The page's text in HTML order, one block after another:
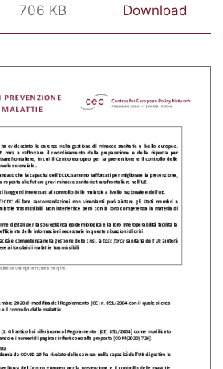
706 KB Download